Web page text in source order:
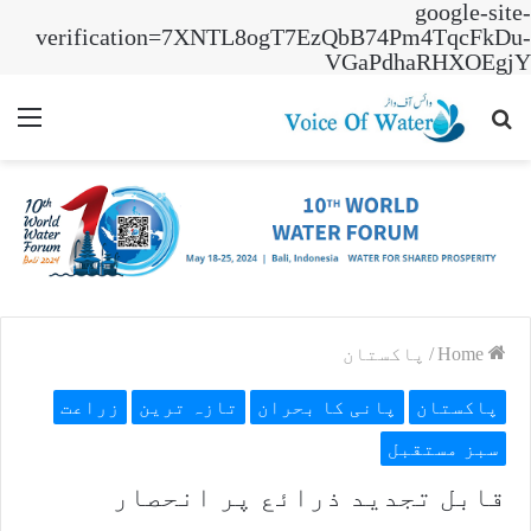
google-site-
verification=7XNTL8ogT7EzQbB74Pm4TqcFkDu-
VGaPdhaRHXOEgjY
Search
/ پاکستان
پاکستان پانی کا بحران تازہ ترین زراعت
سبز مستقبل
قابل تجدید ذرائع پر انحصار